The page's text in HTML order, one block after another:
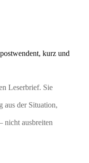
kurz und
Leserbrief. Sie
aus der Situation,
nicht ausbreiten